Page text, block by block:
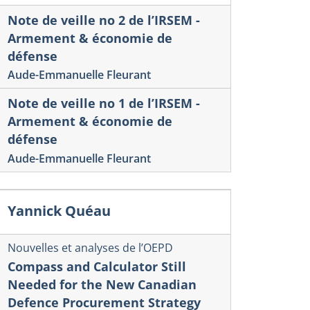
Note de veille no 2 de l’IRSEM -
Armement & économie de
défense
Aude-Emmanuelle Fleurant
Note de veille no 1 de l’IRSEM -
Armement & économie de
défense
Aude-Emmanuelle Fleurant
Yannick Quéau
Nouvelles et analyses de l’OEPD
Compass and Calculator Still
Needed for the New Canadian
Defence Procurement Strategy